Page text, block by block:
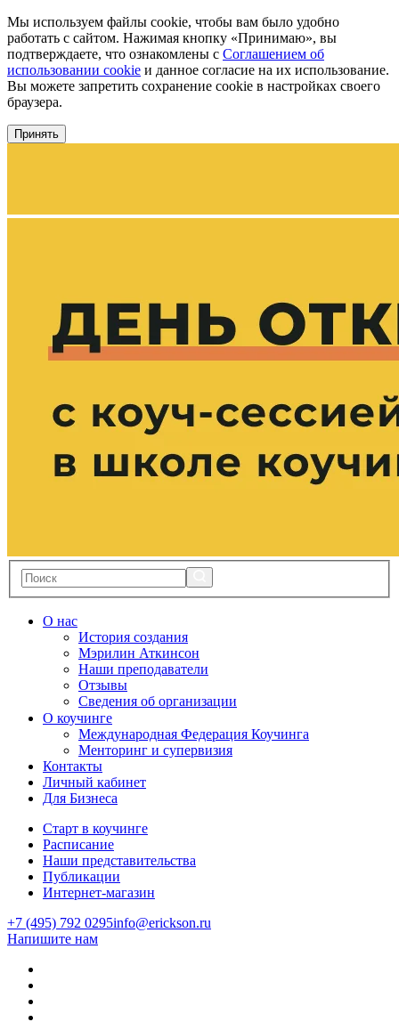
Мы используем файлы cookie, чтобы вам было удобно
работать с сайтом. Нажимая кнопку «Принимаю», вы
подтверждаете, что ознакомлены с Соглашением об
использовании cookie и данное согласие на их использование.
Вы можете запретить сохранение cookie в настройках своего
браузера.
Принять
О нас
История создания
Мэрилин Аткинсон
Наши преподаватели
Отзывы
Сведения об организации
О коучинге
Международная Федерация Коучинга
Менторинг и супервизия
Контакты
Личный кабинет
Для Бизнеса
Старт в коучинге
Расписание
Наши представительства
Публикации
Интернет-магазин
+7 (495) 792 0295info@erickson.ru
Напишите нам